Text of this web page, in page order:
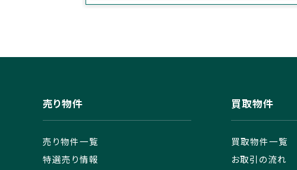
売り物件
売り物件一覧
特選売り情報
買取物件
買取物件一覧
お取引の流れ